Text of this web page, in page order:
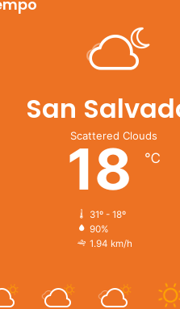
San
Scattered Clouds
18 ℃
31º - 18º
90%
1.94 km/h